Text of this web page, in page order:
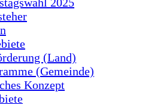
(Land)
(Gemeinde)
Konzept